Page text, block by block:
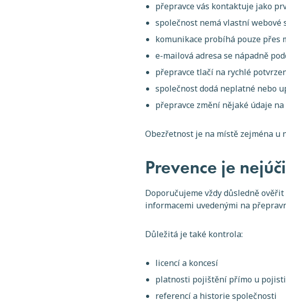
přepravce vás kontaktuje jako
společnost nemá vlastní webové
komunikace probíhá pouze přes
e-mailová adresa se nápadně
přepravce tlačí na rychlé
společnost dodá neplatné nebo
přepravce změní nějaké údaje
Obezřetnost je na místě zejména u
Prevence je
Doporučujeme vždy důsledně
informacemi uvedenými na
Důležitá je také kontrola:
licencí a koncesí
platnosti pojištění přímo u
referencí a historie společnosti